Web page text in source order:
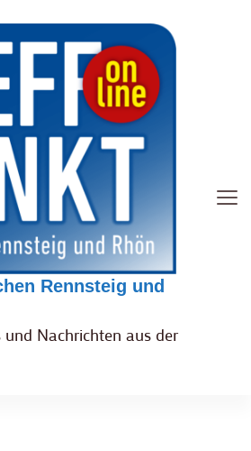
Rennsteig und
Nachrichten aus der